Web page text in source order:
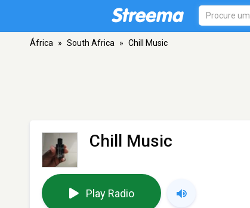
África » South Africa » Chill Music
Chill Music
Play Radio